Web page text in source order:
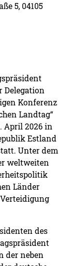
5, 04105
Delegation
Konferenz
Landtag“
April 2026 in
Estland
Unter dem
weltweiten
Länder
des
der neben